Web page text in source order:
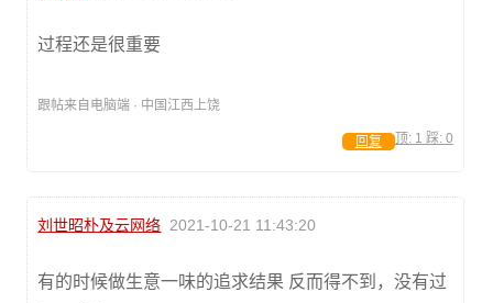
过程还是很重要
跟帖来自电脑端 · 中国江西上饶
顶: 1 踩: 0
回复
刘世昭朴及云网络 2021-10-21 11:43:20
有的时候做生意一味的追求结果 反而得不到，没有过